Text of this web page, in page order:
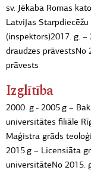
sv. Jēkaba Romas
Latvijas
(inspektors)2017. g. –
draudzes prāvestsNo
prāvests
Izglītība
2000. g.- 2005.g –
universitātes filiāle
Maģistra grāds
2015.g – Licensiāta
universitāteNo 2015.